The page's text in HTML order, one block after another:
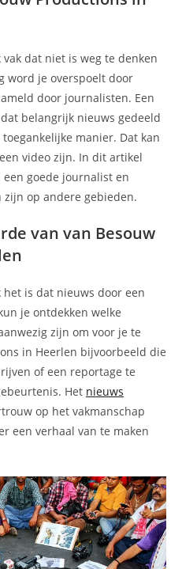
dat niet is weg te denken
word je overspoelt door
door journalisten. Een
belangrijk nieuws gedeeld
manier. Dat kan
video zijn. In dit artikel
goede journalist en
op andere gebieden.
van van Besouw
is dat nieuws door een
je ontdekken welke
zijn om voor je te
in Heerlen bijvoorbeeld die
of een reportage te
Het nieuws
op het vakmanschap
een verhaal van te maken